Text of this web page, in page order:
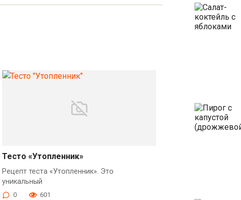
Тесто «Утопленник»
Рецепт теста «Утопленник». Это
уникальный
0 601